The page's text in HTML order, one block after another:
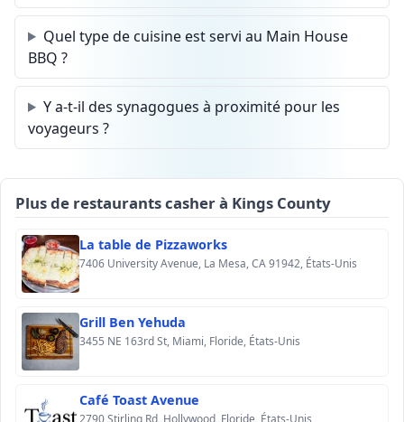
Quel type de cuisine est servi au Main House
BBQ ?
Y a-t-il des synagogues à proximité pour les
voyageurs ?
Plus de restaurants casher à Kings County
La table de Pizzaworks
7406 University Avenue, La Mesa, CA 91942, États-Unis
Grill Ben Yehuda
3455 NE 163rd St, Miami, Floride, États-Unis
Café Toast Avenue
2790 Stirling Rd, Hollywood, Floride, États-Unis